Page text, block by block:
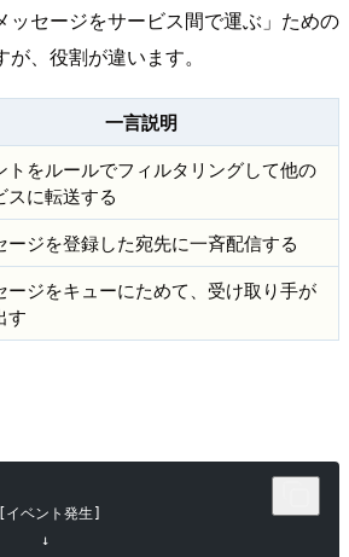
ッセージをサービス間で運ぶ」ための
、役割が違います。
一言説明
トをルールでフィルタリングして他の
スに転送する
ージを登録した宛先に一斉配信する
ージをキューにためて、受け取り手が
す
発生]